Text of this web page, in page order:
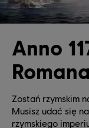
Anno
Romana
Zostań rzymskim
Musisz udać się
rzymskiego